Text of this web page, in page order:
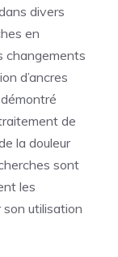
divers
en
changements
d’ancres
de
la douleur
sont
les
utilisation